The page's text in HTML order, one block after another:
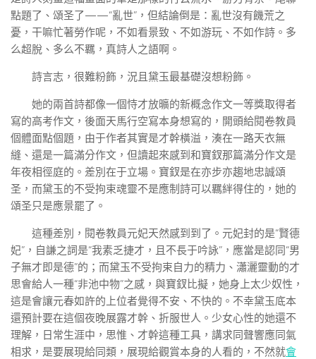
點題了、頌圣了——“亂世”，但結論倒是：亂世沒有饑荒之
憂，干嘛忙著勞作呢，不如看景致、不如游玩、不如作詩。多
么超脫、多么不羈，真詩人之語啊。
詩言志，很難粉飾，況且黛玉最基礎沒想粉飾。
她的兩首詩都像一個恃才放曠的新概念作文一等獎取得者
寫的高考作文，後面天馬行空寫本身想寫的，開頭給閱卷教員
個體面點個題，由于作者其實是才幹橫溢，湊在一路天衣無
縫、還是一篇滿分作文，但讀起來感到和寶釵那篇滿分作文是
年夜相徑庭的。差別在于立場。寶釵是在亦步亦趨地忠誠頌
圣，而黛玉的不受拘束魂靈不是應制詩可以羈絆得住的，她的
頌圣只是應景罷了。
這種差別，閱卷教員元妃天然感到到了。元妃封的是“賢德
妃”，自謙之詞是“我素乏捷才，且不長于吟詠”，應當是認同“男
子無才即是德”的；而黛玉不受拘束自力的精力、瀟灑靈動的才
思會給人一種“非池中物”之感，與寶釵比擬，她身上太少奴性，
這是會讓元春如許的上位者覺得不安、不快的。不幸黛玉底本
還預計要在這個夜晚展露才幹、折服世人。少女心性的她還不
理解，日常生涯中，思惟、才幹這種工具，講求同聲響應同氣
相求，是要展現給同類，展現給觀賞本身的人看的，不然就會